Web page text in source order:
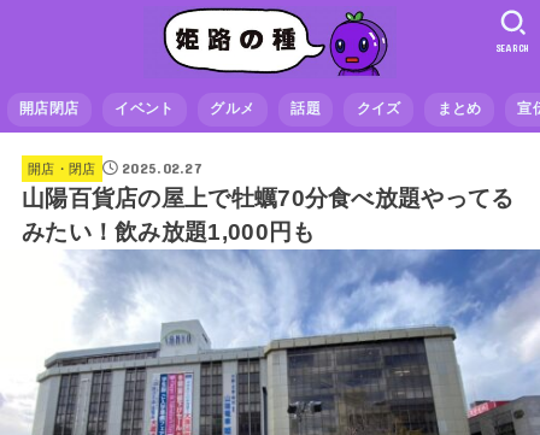
開店閉店 イベント グルメ 話題 クイズ まとめ 宣
SEARCH
開店・閉店 2025.02.27
山陽百貨店の屋上で牡蠣70分食べ放題やってる
みたい！飲み放題1,000円も